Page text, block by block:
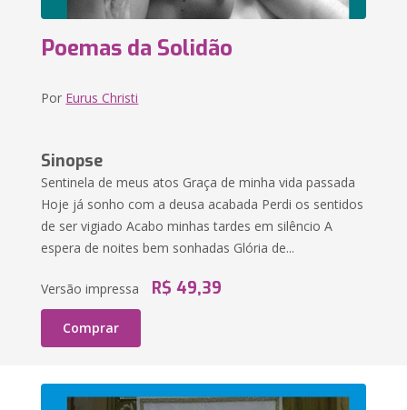
Poemas da Solidão
Por Eurus Christi
Sinopse
Sentinela de meus atos Graça de minha vida passada
Hoje já sonho com a deusa acabada Perdi os sentidos
de ser vigiado Acabo minhas tardes em silêncio A
espera de noites bem sonhadas Glória de...
Versão impressa R$ 49,39
Comprar